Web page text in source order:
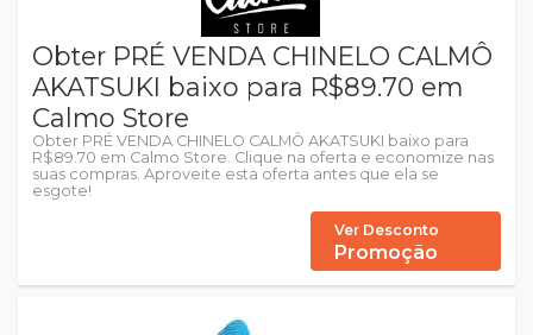
Obter PRÉ VENDA CHINELO CALMÔ
AKATSUKI baixo para R$89.70 em
Calmo Store
Obter PRÉ VENDA CHINELO CALMÔ AKATSUKI baixo para
R$89.70 em Calmo Store. Clique na oferta e economize nas
suas compras. Aproveite esta oferta antes que ela se
esgote!
Ver Desconto
Promoção